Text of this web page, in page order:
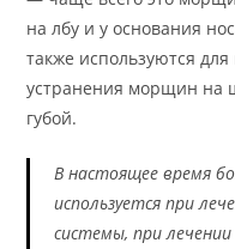
на лбу и у основания
также используются
устранения морщин на
губой.
В настоящее время
используется при
системы, при